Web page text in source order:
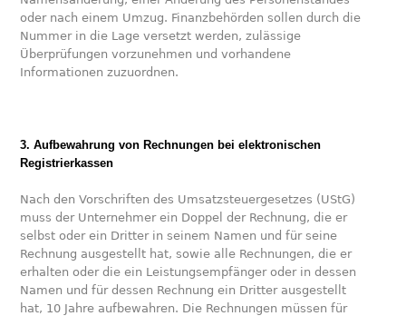
oder nach einem Umzug. Finanzbehörden sollen durch die
Nummer in die Lage versetzt werden, zulässige
Überprüfungen vorzunehmen und vorhandene
Informationen zuzuordnen.
3. Aufbewahrung von Rechnungen bei elektronischen
Registrierkassen
Nach den Vorschriften des Umsatzsteuergesetzes (UStG)
muss der Unternehmer ein Doppel der Rechnung, die er
selbst oder ein Dritter in seinem Namen und für seine
Rechnung ausgestellt hat, sowie alle Rechnungen, die er
erhalten oder die ein Leistungsempfänger oder in dessen
Namen und für dessen Rechnung ein Dritter ausgestellt
hat, 10 Jahre aufbewahren. Die Rechnungen müssen für